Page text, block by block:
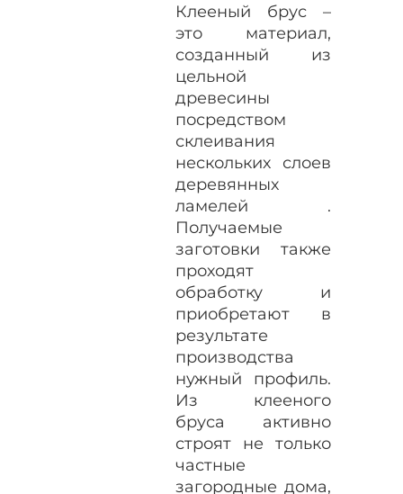
Клееный брус –
это материал,
созданный из
цельной
древесины
посредством
склеивания
нескольких слоев
деревянных
ламелей .
Получаемые
заготовки также
проходят
обработку и
приобретают в
результате
производства
нужный профиль.
Из клееного
бруса активно
строят не только
частные
загородные дома,